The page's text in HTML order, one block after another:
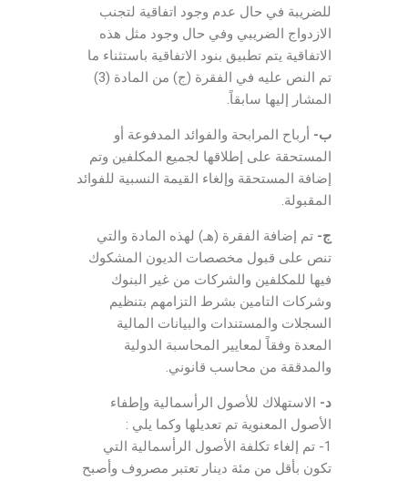
للضريبة في حال عدم وجود اتفاقية لتجنب
الازدواج الضريبي وفي حال وجود مثل هذه
الاتفاقية يتم تطبيق بنود الاتفاقية باستثناء ما
تم النص عليه في الفقرة (ج) من المادة (3)
المشار إليها سابقاً.
ب- أرباح المرابحة والفوائد المدفوعة أو
المستحقة على إطلاقها لجميع المكلفين وتم
إضافة المستحقة وإلغاء القيمة النسبية للفوائد
المقبولة.
ج- تم إضافة الفقرة (هـ) لهذه المادة والتي
تنص على قبول مخصصات الديون المشكوك
فيها للمكلفين والشركات من غير البنوك
وشركات التامين بشرط التزامهم بتنظيم
السجلات والمستندات والبيانات المالية
المعدة وفقاً لمعايير المحاسبة الدولية
والمدققة من محاسب قانوني.
د- الاستهلاك للأصول الرأسمالية وإطفاء
الأصول المعنوية تم تعديلها وكما يلي :
1- تم إلغاء تكلفة الأصول الرأسمالية التي
تكون بأقل من مئة دينار تعتبر مصروف وأصبح